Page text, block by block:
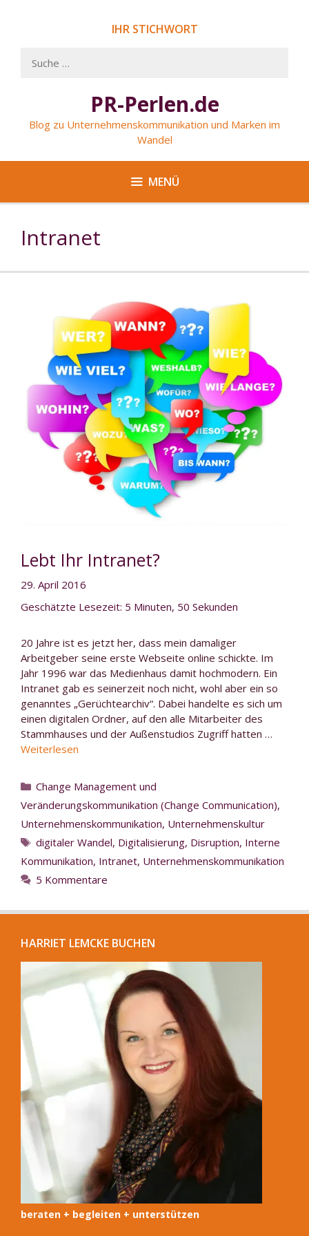
IHR STICHWORT
nach:
PR-Perlen.de
Blog zu Unternehmenskommunikation und Marken im
Wandel
MENÜ
Intranet
Lebt Ihr Intranet?
29. April 2016
Geschätzte Lesezeit: 5 Minuten, 50 Sekunden
20 Jahre ist es jetzt her, dass mein damaliger
Arbeitgeber seine erste Webseite online schickte. Im
Jahr 1996 war das Medienhaus damit hochmodern. Ein
Intranet gab es seinerzeit noch nicht, wohl aber ein so
genanntes „Gerüchtearchiv“. Dabei handelte es sich um
einen digitalen Ordner, auf den alle Mitarbeiter des
Stammhauses und der Außenstudios Zugriff hatten …
Weiterlesen
Kategorien
Change Management und
Veränderungskommunikation (Change Communication),
Unternehmenskommunikation, Unternehmenskultur
Schlagwörter
digitaler Wandel, Digitalisierung, Disruption, Interne
Kommunikation, Intranet, Unternehmenskommunikation
5 Kommentare
HARRIET LEMCKE BUCHEN
beraten + begleiten + unterstützen